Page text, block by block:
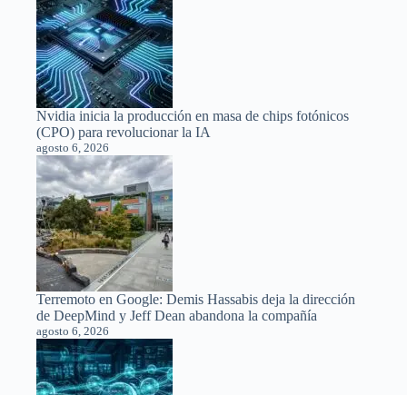
Nvidia inicia la producción en masa de chips fotónicos
(CPO) para revolucionar la IA
agosto 6, 2026
Terremoto en Google: Demis Hassabis deja la dirección
de DeepMind y Jeff Dean abandona la compañía
agosto 6, 2026